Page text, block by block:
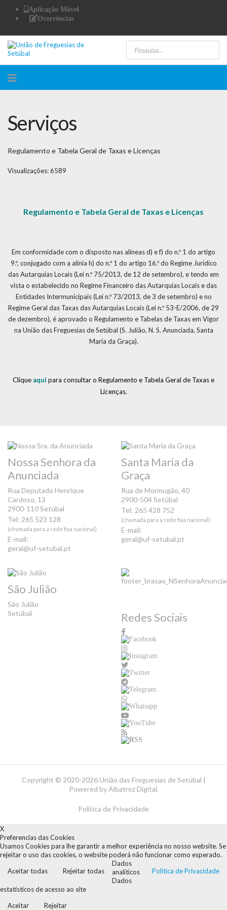
Aplicação Móvel
Ocorrências
Serviços
Regulamento e Tabela Geral de Taxas e Licenças
Visualizações: 6589
Regulamento e Tabela Geral de Taxas e Licenças
Em conformidade com o disposto nas alíneas d) e f) do n.º 1 do artigo
9.º, conjugado com a alínia h) do n.º 1 do artigo 16.º do Regime Jurídico
das Autarquias Locais (Lei n.º 75/2013, de 12 de setembro), e tendo em
vista o estabelecido no Regime Financeiro das Autarquias Locais e das
Entidades Intermunicipais (Lei n.º 73/2013, de 3 de setembro) e no
Regime Geral das Taxas das Autarquias Locais (Lei n.º 53-E/2006, de 29
de dezembro), é aprovado o Regulamento e Tabelas de Taxas em Vigor
na União das Freguesias de Setúbal (S. Julião, N. S. Anunciada, Santa
Maria da Graça).
Clique aqui para consultar o Regulamento e Tabela Geral de Taxas e
Licenças.
Nossa Senhora da
Anunciada
Rua Deputado Henrique
Cardoso, 13
2900-110 Setúbal
Tel: 265 523 128
(chamada para a rede fixa nacional)
E-mail:
geral@uf-setubal.pt
Santa Maria da
Graça
Rua de Mormugão, 40
2900-504 Setúbal
Tel: 265 428 752
(chamada para a rede fixa nacional)
E-mail:
geral@uf-setubal.pt
São Julião
São Julião
Setúbal
Redes Sociais
Copyright © 2020-2026 União das Freguesias de Setúbal |
Powered byAlbatroz Digital.
Política de Privacidade
X
Preferencias das Cookies
Usamos Cookies para lhe garantir a melhor experiência no nosso website. Se
rejeitar o uso das cookies, o website poderá não funcionar como esperado.
Aceitar todas
Rejeitar todas Política de Privacidade
Dados
analíticos
Dados
estatísticos de acesso ao site
Aceitar
Rejeitar